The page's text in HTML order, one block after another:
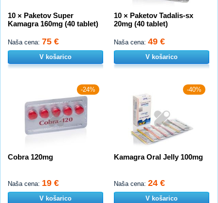
10 × Paketov Super
Kamagra 160mg (40 tablet)
Naša cena: 75 €
V košarico
10 × Paketov Tadalis-sx
20mg (40 tablet)
Naša cena: 49 €
V košarico
-24%
Cobra 120mg
Naša cena: 19 €
V košarico
-40%
Kamagra Oral Jelly 100mg
Naša cena: 24 €
V košarico